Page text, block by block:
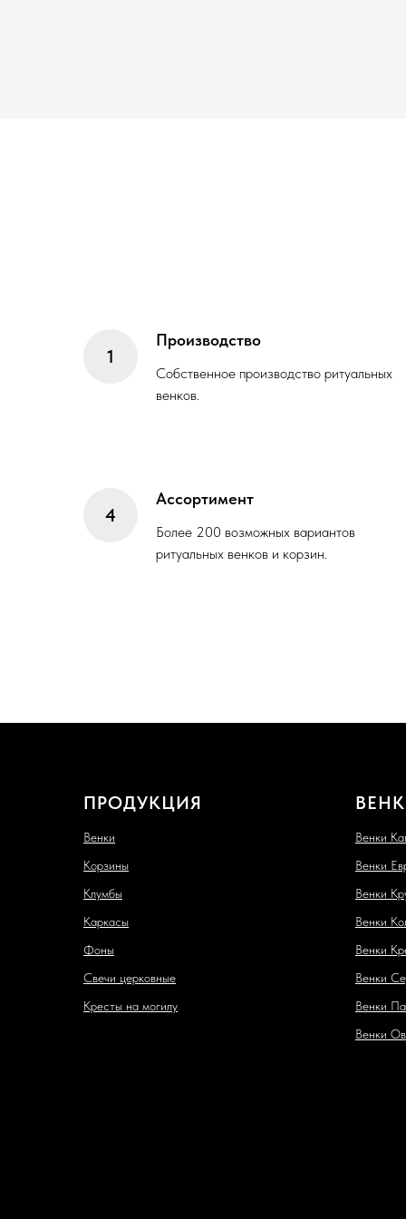
Производство
Собственное производство ритуальных
венков.
Ассортимент
Более 200 возможных вариантов
ритуальных венков и корзин.
ПРОДУКЦИЯ
Венки
Корзины
Клумбы
Каркасы
Фоны
Свечи церковные
Кресты на могилу
Венки
Венки
Венки
Венки
Венки
Венки
Венки
Венки